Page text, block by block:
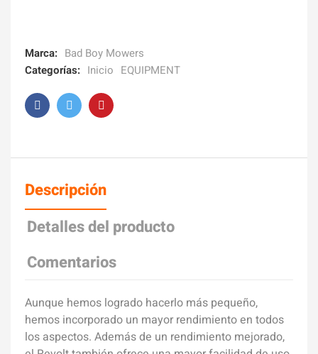
Marca: Bad Boy Mowers
Categorías: Inicio EQUIPMENT
Descripción
Detalles del producto
Comentarios
Aunque hemos logrado hacerlo más pequeño,
hemos incorporado un mayor rendimiento en todos
los aspectos. Además de un rendimiento mejorado,